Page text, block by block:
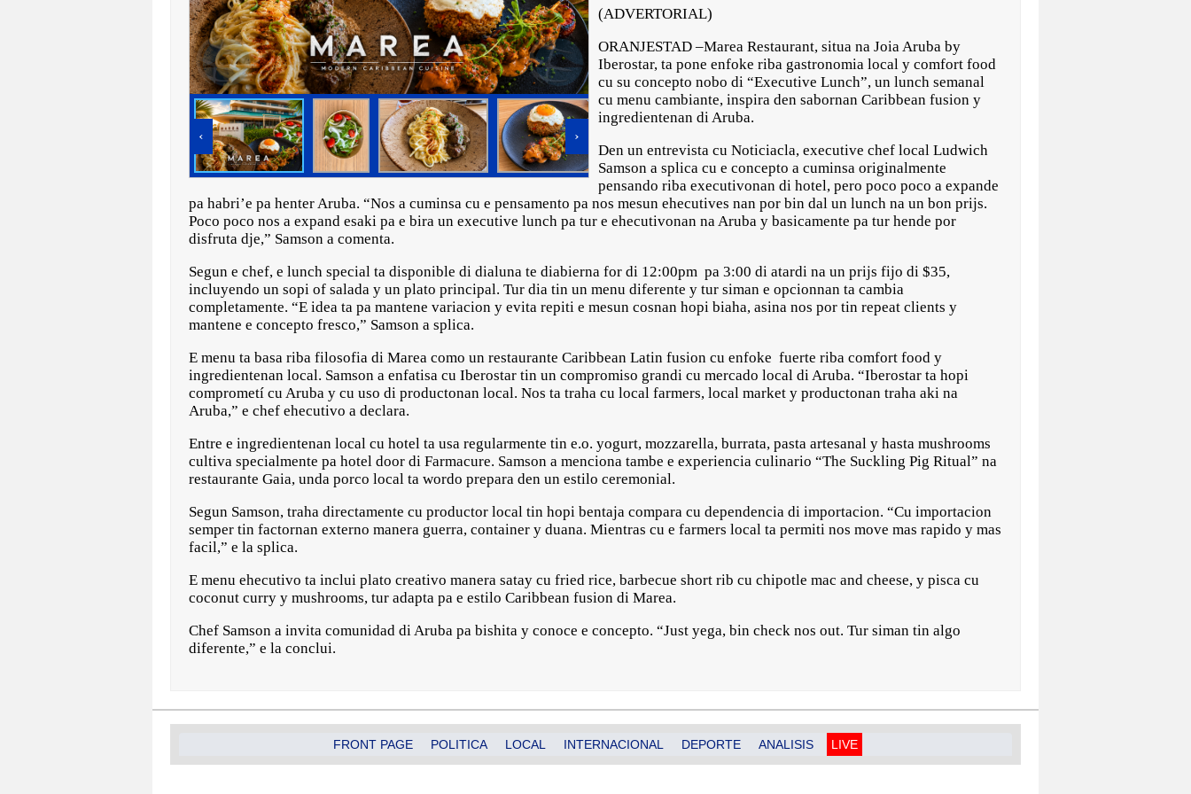
‹ ›
(ADVERTORIAL)
ORANJESTAD –Marea Restaurant, situa na Joia Aruba by
Iberostar, ta pone enfoke riba gastronomia local y comfort food
cu su concepto nobo di “Executive Lunch”, un lunch semanal
cu menu cambiante, inspira den sabornan Caribbean fusion y
ingredientenan di Aruba.
Den un entrevista cu Noticiacla, executive chef local Ludwich
Samson a splica cu e concepto a cuminsa originalmente
pensando riba executivonan di hotel, pero poco poco a expande
pa habri’e pa henter Aruba. “Nos a cuminsa cu e pensamento pa nos mesun ehecutives nan por bin dal un lunch na un bon prijs.
Poco poco nos a expand esaki pa e bira un executive lunch pa tur e ehecutivonan na Aruba y basicamente pa tur hende por
disfruta dje,” Samson a comenta.
Segun e chef, e lunch special ta disponible di dialuna te diabierna for di 12:00pm pa 3:00 di atardi na un prijs fijo di $35,
incluyendo un sopi of salada y un plato principal. Tur dia tin un menu diferente y tur siman e opcionnan ta cambia
completamente. “E idea ta pa mantene variacion y evita repiti e mesun cosnan hopi biaha, asina nos por tin repeat clients y
mantene e concepto fresco,” Samson a splica.
E menu ta basa riba filosofia di Marea como un restaurante Caribbean Latin fusion cu enfoke fuerte riba comfort food y
ingredientenan local. Samson a enfatisa cu Iberostar tin un compromiso grandi cu mercado local di Aruba. “Iberostar ta hopi
comprometí cu Aruba y cu uso di productonan local. Nos ta traha cu local farmers, local market y productonan traha aki na
Aruba,” e chef ehecutivo a declara.
Entre e ingredientenan local cu hotel ta usa regularmente tin e.o. yogurt, mozzarella, burrata, pasta artesanal y hasta mushrooms
cultiva specialmente pa hotel door di Farmacure. Samson a menciona tambe e experiencia culinario “The Suckling Pig Ritual” na
restaurante Gaia, unda porco local ta wordo prepara den un estilo ceremonial.
Segun Samson, traha directamente cu productor local tin hopi bentaja compara cu dependencia di importacion. “Cu importacion
semper tin factornan externo manera guerra, container y duana. Mientras cu e farmers local ta permiti nos move mas rapido y mas
facil,” e la splica.
E menu ehecutivo ta inclui plato creativo manera satay cu fried rice, barbecue short rib cu chipotle mac and cheese, y pisca cu
coconut curry y mushrooms, tur adapta pa e estilo Caribbean fusion di Marea.
Chef Samson a invita comunidad di Aruba pa bishita y conoce e concepto. “Just yega, bin check nos out. Tur siman tin algo
diferente,” e la conclui.
FRONT PAGE POLITICA LOCAL INTERNACIONAL DEPORTE ANALISIS LIVE